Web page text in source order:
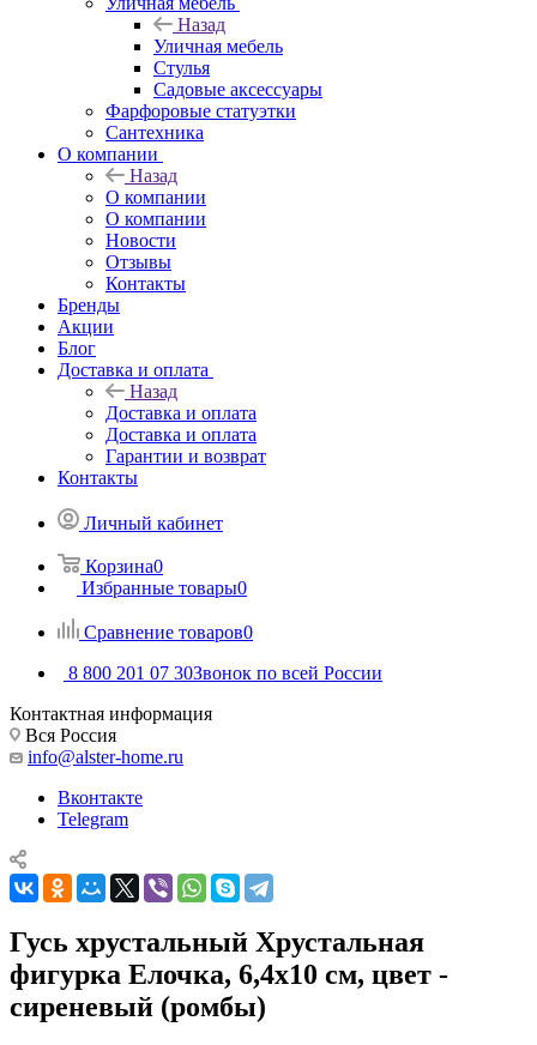
Назад
Уличная мебель
Стулья
Садовые аксессуары
Фарфоровые статуэтки
Сантехника
О компании
Назад
О компании
О компании
Новости
Отзывы
Контакты
Бренды
Акции
Блог
Доставка и оплата
Назад
Доставка и оплата
Доставка и оплата
Гарантии и возврат
Контакты
Личный кабинет
Корзина0
Избранные товары0
Сравнение товаров0
8 800 201 07 30Звонок по всей России
Контактная информация
Вся Россия
info@alster-home.ru
Вконтакте
Telegram
Гусь хрустальный Хрустальная
фигурка Елочка, 6,4х10 см, цвет -
сиреневый (ромбы)